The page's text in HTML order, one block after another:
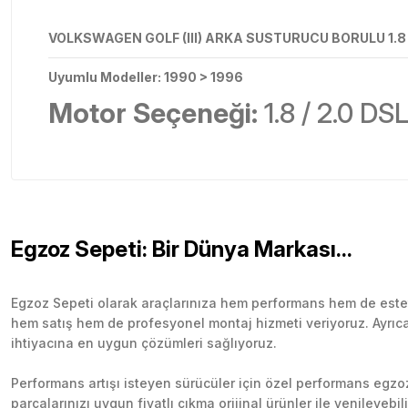
VOLKSWAGEN GOLF (III) ARKA SUSTURUCU BORULU
Uyumlu Modeller: 1990 > 1996
Motor Seçeneği: 1.8 / 2.0 DSL
Egzoz Sepeti: Bir Dünya Markası...
Egzoz Sepeti olarak araçlarınıza hem performans hem de
hem satış hem de profesyonel montaj hizmeti veriyoruz.
ihtiyacına en uygun çözümleri sağlıyoruz.
Performans artışı isteyen sürücüler için özel performans
parçalarınızı uygun fiyatlı çıkma orijinal ürünler ile